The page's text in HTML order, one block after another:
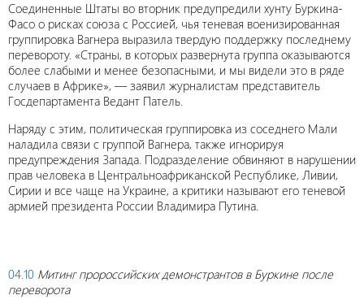
Соединенные Штаты во вторник предупредили хунту Буркина-
Фасо о рисках союза с Россией, чья теневая военизированная
группировка Вагнера выразила твердую поддержку последнему
перевороту. «Страны, в которых развернута группа оказываются
более слабыми и менее безопасными, и мы видели это в ряде
случаев в Африке», — заявил журналистам представитель
Госдепартамента Ведант Патель.
Наряду с этим, политическая группировка из соседнего Мали
наладила связи с группой Вагнера, также игнорируя
предупреждения Запада. Подразделение обвиняют в нарушении
прав человека в Центральноафриканской Республике, Ливии,
Сирии и все чаще на Украине, а критики называют его теневой
армией президента России Владимира Путина.
04.10 Митинг пророссийских демонстрантов в Буркине после
переворота